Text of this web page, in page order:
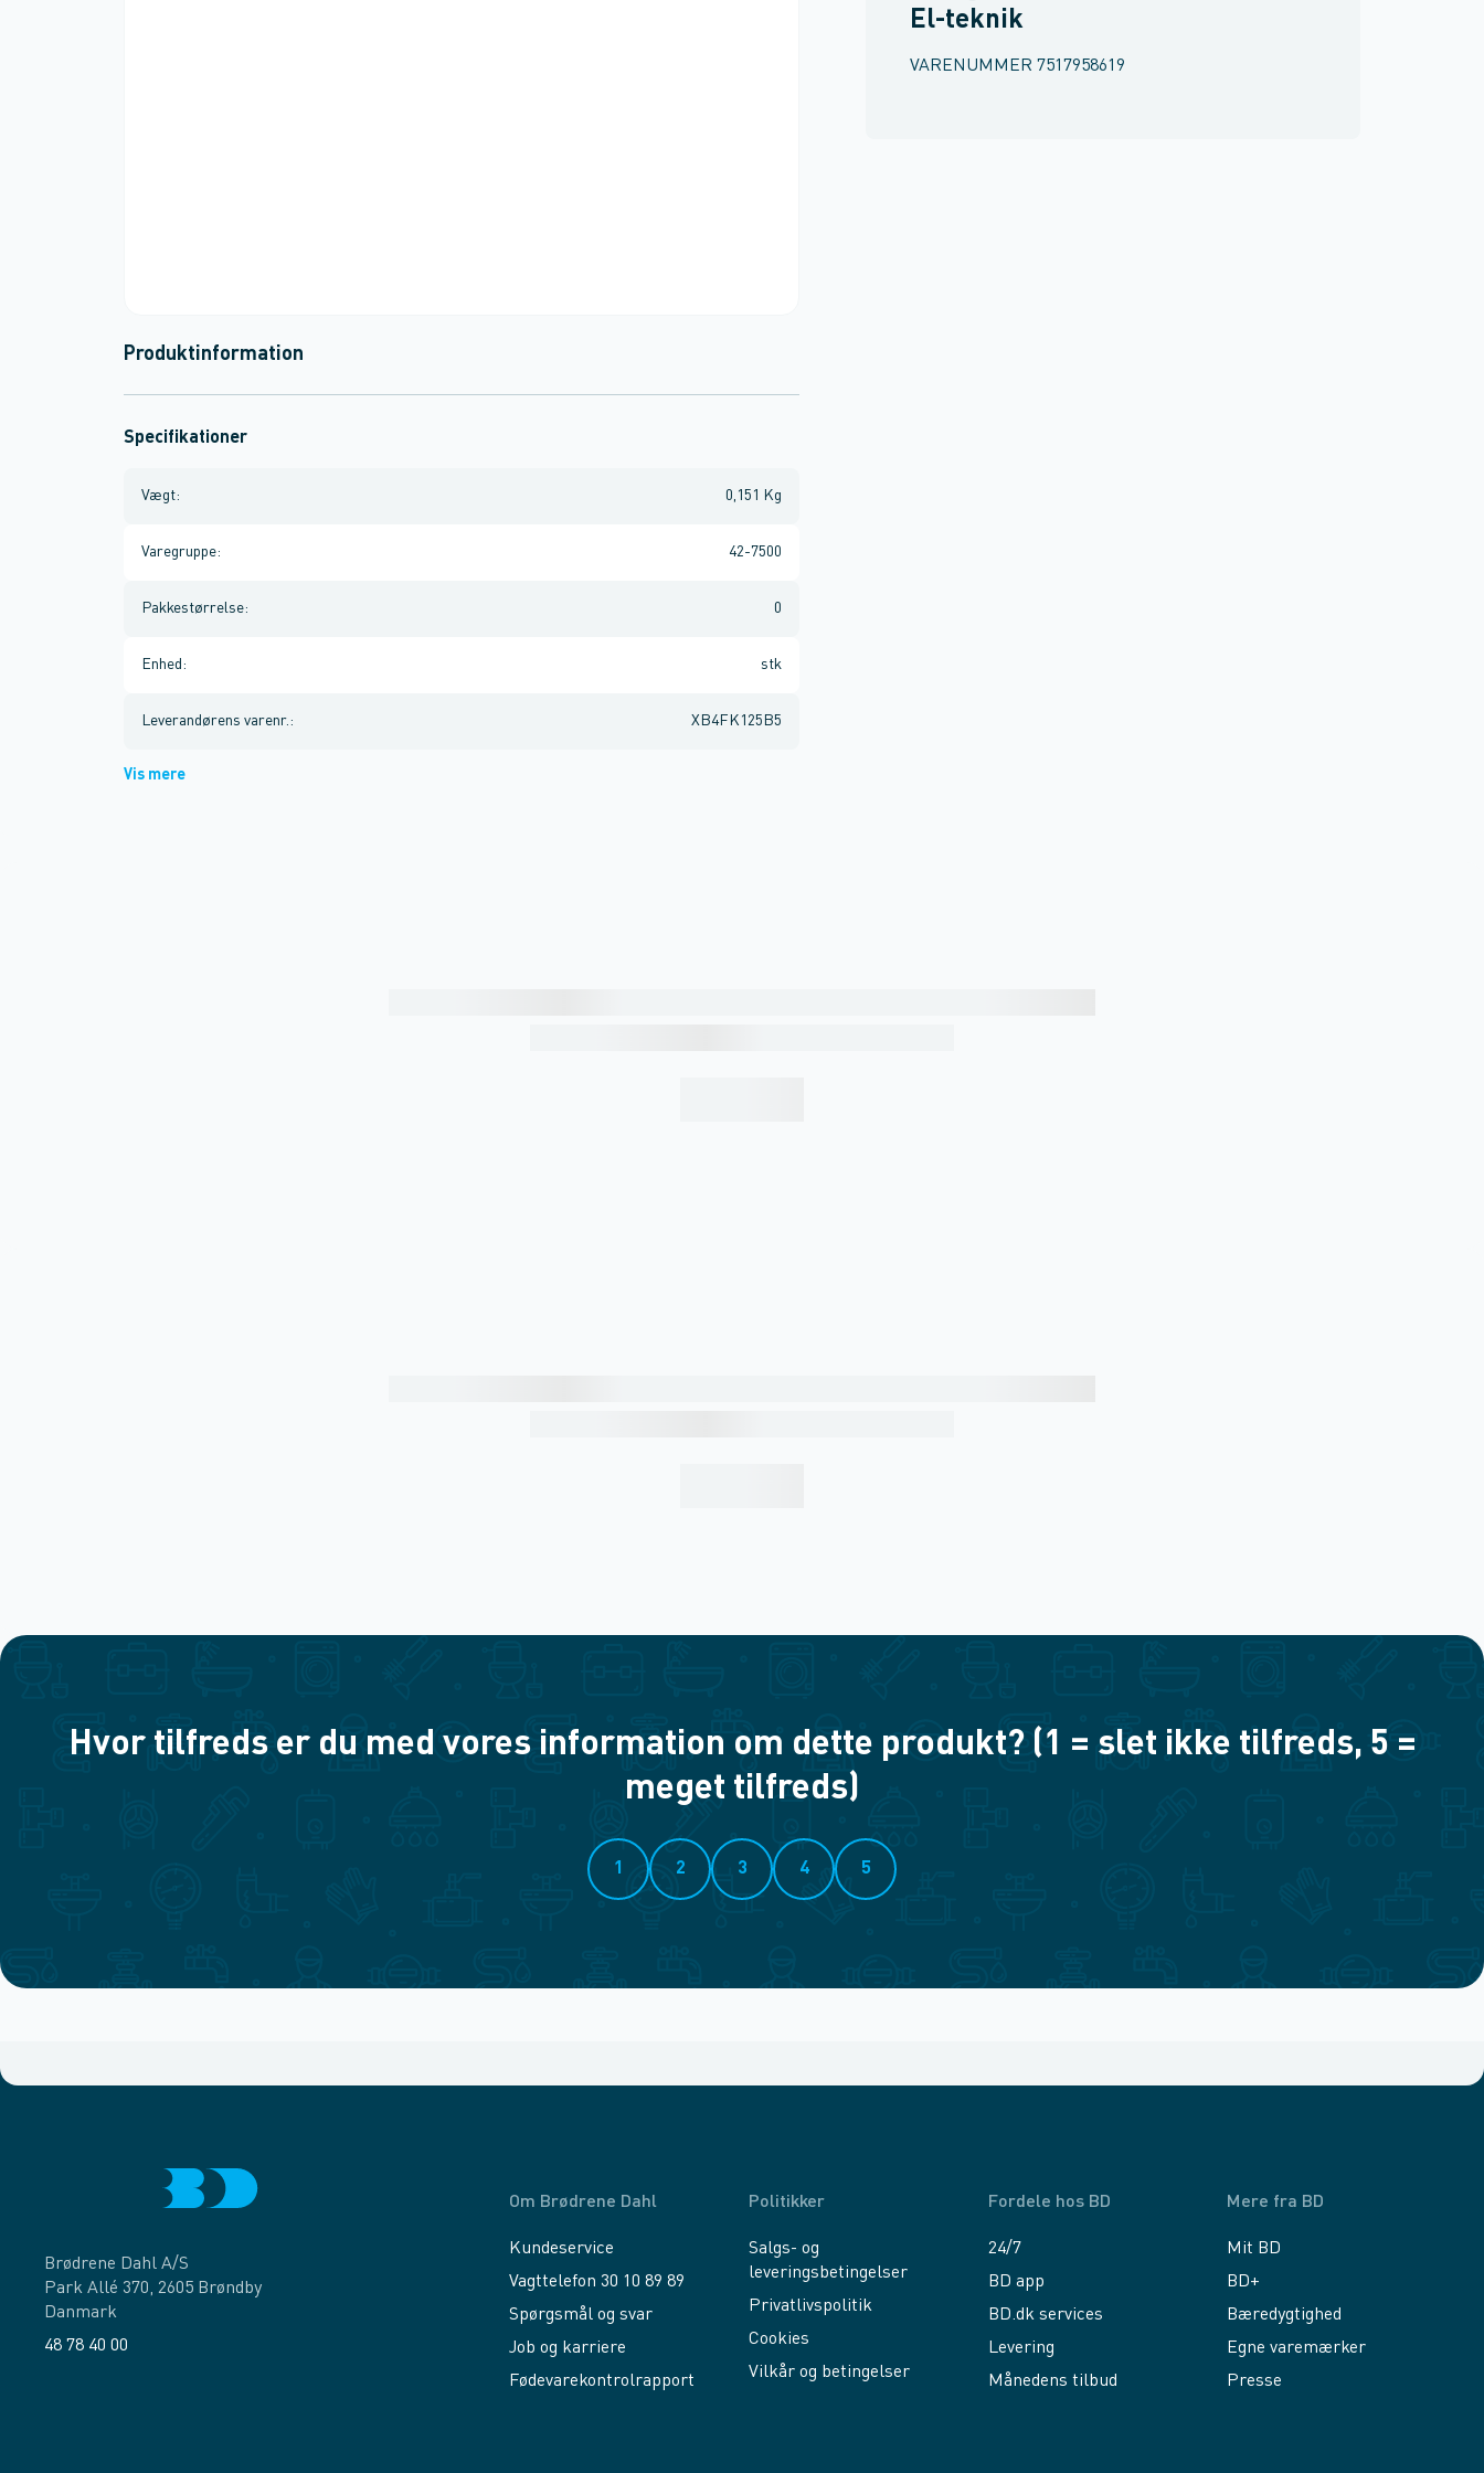
El-teknik
VARENUMMER 7517958619
Produktinformation
Specifikationer
Vægt: 0,151 Kg
Varegruppe: 42-7500
Pakkestørrelse: 0
Enhed : stk
Leverandørens varenr. : XB4FK125B5
Vis mere
Hvor tilfreds er du med vores information om dette produkt? (1 = slet ikke tilfreds, 5 =
meget tilfreds)
1 2 3 4 5
Brødrene Dahl A/S
Park Allé 370, 2605 Brøndby
Danmark
48 78 40 00
Om Brødrene Dahl
Kundeservice
Vagttelefon 30 10 89 89
Spørgsmål og svar
Job og karriere
Fødevarekontrolrapport
Politikker
Salgs- og
leveringsbetingelser
Privatlivspolitik
Cookies
Vilkår og betingelser
Fordele hos BD
24/7
BD app
BD.dk services
Levering
Månedens tilbud
Mere fra BD
Mit BD
BD+
Bæredygtighed
Egne varemærker
Presse